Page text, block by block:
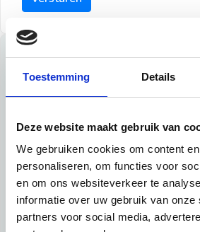
Toestemming Details
Deze website maakt gebruik van
We gebruiken cookies om content
personaliseren, om functies voor
en om ons websiteverkeer te
informatie over uw gebruik van onze
partners voor social media,
Tips
Tip 1:
Schrijf een duidelijke introductie en
informatie mee:
Ben je student, werkachtig of